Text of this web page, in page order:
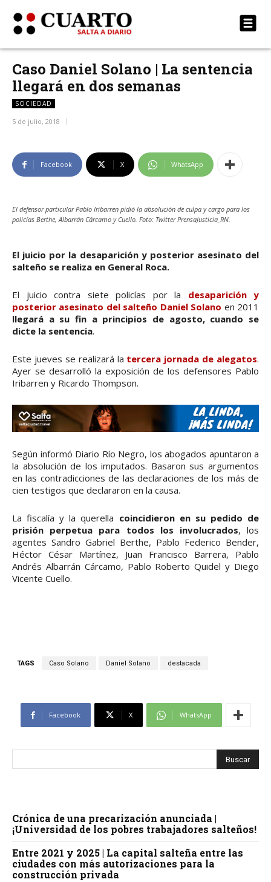
Caso Daniel Solano | La sentencia
llegará en dos semanas
SOCIEDAD
5 de julio, 2018
Facebook X WhatsApp
El defensor particular Pablo Iribarren pidió la absolución de culpa y cargo para los
policías Berthe, Albarrán Cárcamo y Cuello. Foto: Twitter PrensaJusticia_RN.
El juicio por la desaparición y posterior asesinato del
salteño se realiza en General Roca.
El juicio contra siete policías por la desaparición y
posterior asesinato del salteño Daniel Solano en 2011
llegará a su fin a principios de agosto, cuando se
dicte la sentencia.
Este jueves se realizará la tercera jornada de alegatos.
Ayer se desarrolló la exposición de los defensores Pablo
Iribarren y Ricardo Thompson.
Según informó Diario Río Negro, los abogados apuntaron a
la absolución de los imputados. Basaron sus argumentos
en las contradicciones de las declaraciones de los más de
cien testigos que declararon en la causa.
La fiscalía y la querella coincidieron en su pedido de
prisión perpetua para todos los involucrados, los
agentes Sandro Gabriel Berthe, Pablo Federico Bender,
Héctor César Martínez, Juan Francisco Barrera, Pablo
Andrés Albarrán Cárcamo, Pablo Roberto Quidel y Diego
Vicente Cuello.
TAGS Caso Solano Daniel Solano destacada
Facebook X WhatsApp
Crónica de una precarización anunciada |
¡Universidad de los pobres trabajadores salteños!
Entre 2021 y 2025 | La capital salteña entre las
ciudades con más autorizaciones para la
construcción privada